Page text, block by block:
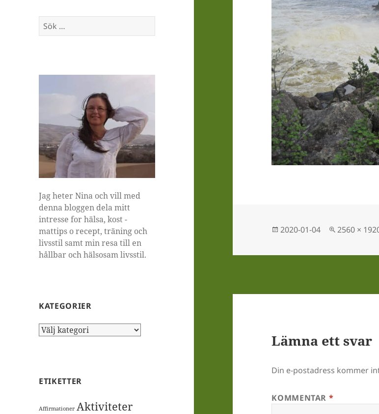
Sök
efter:
Jag heter Nina och vill med
denna bloggen dela mitt
intresse for hälsa, kost -
mattips o recept, träning och
livsstil samt min resa till en
hållbar och hälsosam livsstil.
KATEGORIER
Kategorier
ETIKETTER
Affirmationer Aktiviteter
Postat
2020-01-04
Full
2560 ×
Lämna ett svar
Din e-postadress kommer
KOMMENTAR *